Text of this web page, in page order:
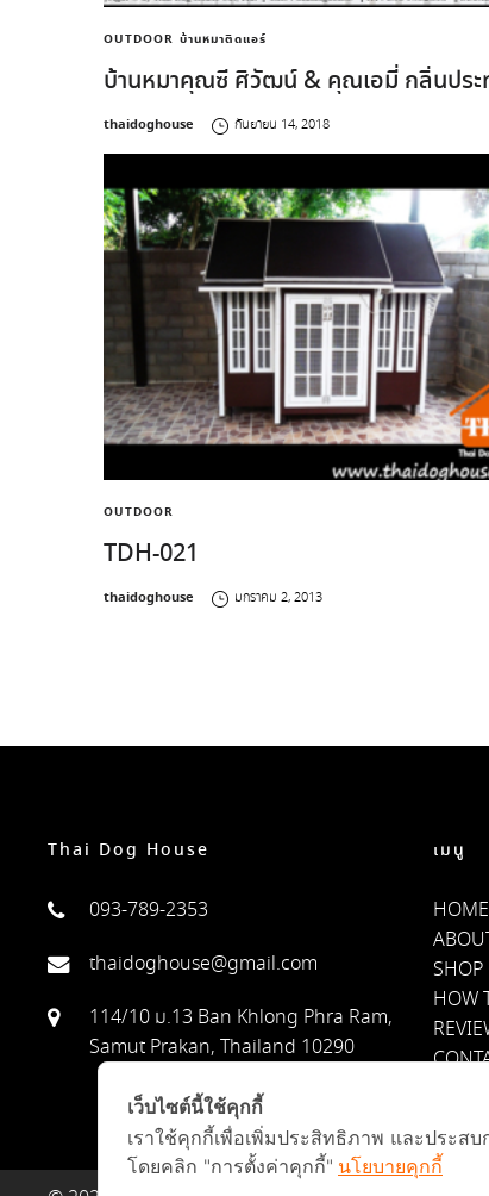
OUTDOOR บ้านหมาติดแอร์
บ้านหมาคุณซี ศิวัฒน์ & คุณเอมี่ กลิ่นประ
by
thaidoghouse กันยายน 14, 2018
OUTDOOR
TDH-021
by
thaidoghouse มกราคม 2, 2013
Thai Dog House
093-789-2353
thaidoghouse@gmail.com
114/10 ม.13 Ban Khlong Phra Ram,
Samut Prakan, Thailand 10290
เมนู
HOME
SHOP
HOW
เว็บไซต์นี้ใช้คุกกี้
เราใช้คุกกี้เพื่อเพิ่มประสิทธิภาพ และประ
โดยคลิก "การตั้งค่าคุกกี้" นโยบายคุกกี้